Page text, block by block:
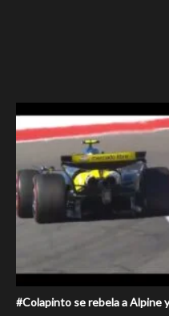
#Colapinto se rebela a Alpine